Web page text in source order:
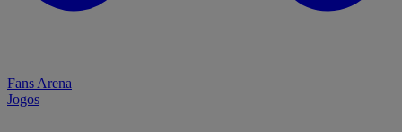
Fans Arena
Jogos